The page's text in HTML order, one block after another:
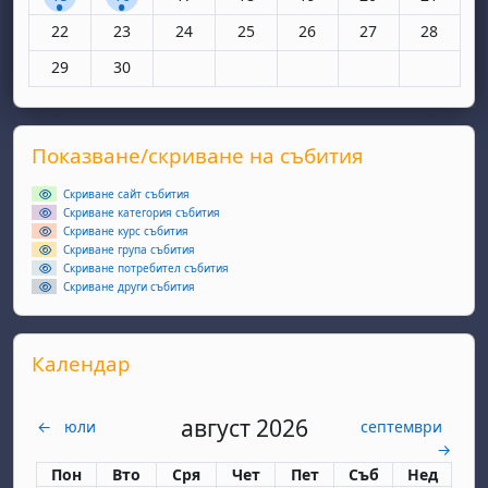
Няма събития, понеделник, 22 юни
22 Няма събития, вторник, 23 юни
23 Няма събития, сряда, 24 юни
24 Няма събития, четвъртък, 25 юни
25 Няма събития, петък, 26
26 Няма събития,
27 Няма
28
Няма събития, понеделник, 29 юни
29 Няма събития, вторник, 30 юни
30
Supplementary blocks
Прескочи Показване/скриване на събития
Показване/скриване на събития
Скриване сайт събития
Скриване категория събития
Скриване курс събития
Скриване група събития
Скриване потребител събития
Скриване други събития
Прескочи Календар
Календар
← юли август 2026
септември
→
Понеделник
Пон вторник
Вто сряда
Сря четвъртък
Чет петък
Пет събота
Съб неделя
Нед